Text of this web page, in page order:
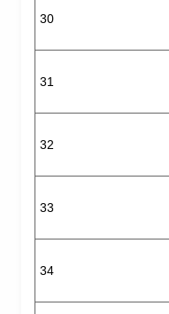
30
31
32
33
34